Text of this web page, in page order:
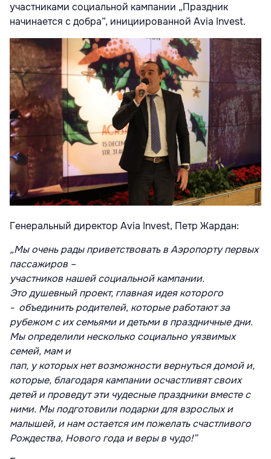
участниками социальной кампании „Праздник
начинается с добра”, инициированной Avia Invest.
Генеральный директор Avia Invest, Петр Жардан:
„Мыоченьрады приветствовать в Аэропортупервых
пассажиров –
участников нашейсоциальнойкампании.
Этодушевныйпроект, главнаяидеякоторого
- объединить родителей, которыеработаютза
рубежомс их семьями и детьми в праздничные дни.
Мы определили несколько социально уязвимых
семей, мам и
пап, укоторыхнетвозможностивернуться домойи,
которые, благодаря кампании осчастливят своих
детей и проведут эти чудесные праздники вместе с
ними. Мы подготовили подарки длявзрослых и
малышей, и нам остается им пожелать счастливого
Рождества, Нового годаиверы в чудо!”